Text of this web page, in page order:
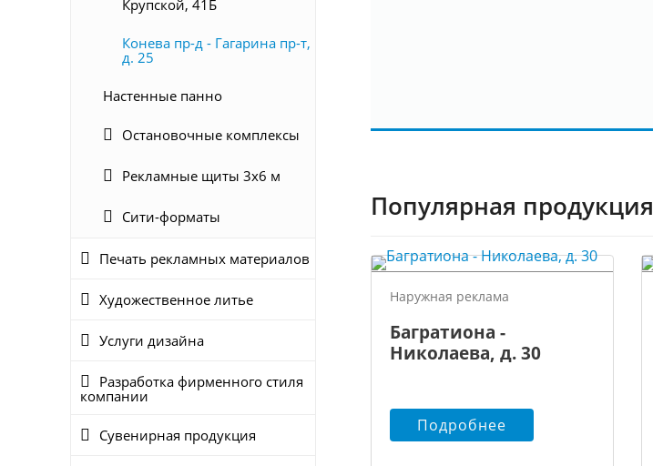
Крупской, 41Б
Конева пр-д - Гагарина пр-т,
д. 25
Настенные панно
Остановочные комплексы
Рекламные щиты 3х6 м
Сити-форматы
Печать рекламных материалов
Художественное литье
Услуги дизайна
Разработка фирменного стиля
компании
Сувенирная продукция
Популярная продукция
Наружная реклама
Багратиона -
Николаева, д. 30
Подробнее